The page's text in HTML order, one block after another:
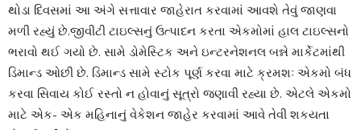
થોડા દિવસમાં આ અંગે સત્તાવાર જાહેરાત કરવામાં આવશે તેવું જાણવા
મળી રહ્યું છે.જીવીટી ટાઇલ્સનું ઉત્પાદન કરતા એકમોમાં હાલ ટાઇલ્સનો
ભરાવો થઈ ગયો છે. સામે ડોમેસ્ટિક અને ઇન્ટરનેશનલ બન્ને માર્કેટમાંથી
ડિમાન્ડ ઓછી છે. ડિમાન્ડ સામે સ્ટોક પૂર્ણ કરવા માટે ક્રમશઃ એકમો બંધ
કરવા સિવાય કોઈ રસ્તો ન હોવાનું સૂત્રો જણાવી રહ્યા છે. એટલે એકમો
માટે એક- એક મહિનાનું વેકેશન જાહેર કરવામાં આવે તેવી શકયતા